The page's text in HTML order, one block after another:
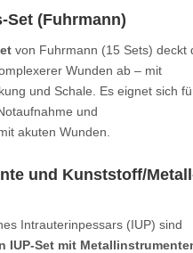
Set (Fuhrmann)
von Fuhrmann (15 Sets) deckt
Wunden ab – mit
und Schale. Es eignet sich
und
akuten Wunden.
und Kunststoff/
Intrauterinpessars (IUP) sind
IUP-Set mit